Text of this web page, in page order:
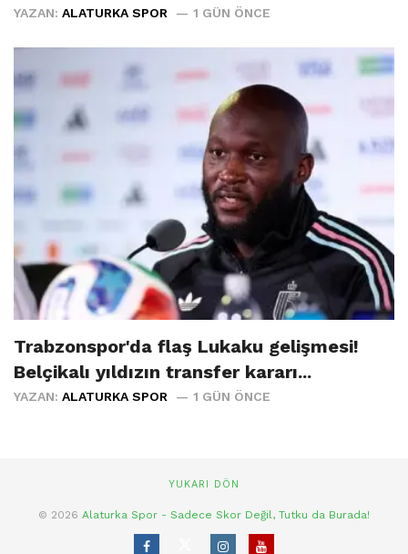
YAZAN: ALATURKA SPOR 1 GÜN ÖNCE
Trabzonspor'da flaş Lukaku gelişmesi!
Belçikalı yıldızın transfer kararı...
YAZAN: ALATURKA SPOR 1 GÜN ÖNCE
YUKARI DÖN
© 2026 Alaturka Spor - Sadece Skor Değil, Tutku da Burada!